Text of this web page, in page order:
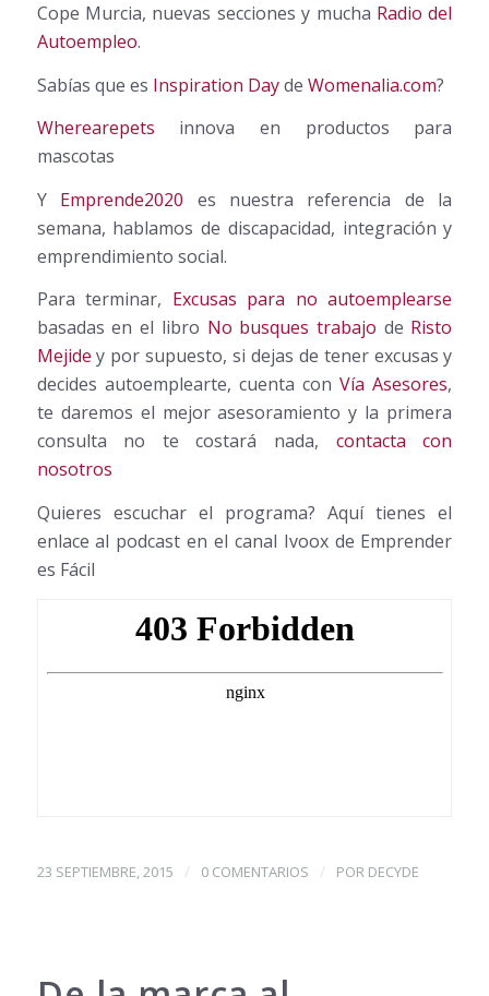
Cope Murcia, nuevas secciones y mucha Radio del
Autoempleo.
Sabías que es Inspiration Dayde Womenalia.com?
Wherearepets innova en productos para
mascotas
Y Emprende2020 es nuestra referencia de la
semana, hablamos de discapacidad, integración y
emprendimiento social.
Para terminar, Excusas para no autoemplearse
basadas en el libro No busques trabajo de Risto
Mejide y por supuesto, si dejas de tener excusas y
decides autoemplearte, cuenta conVía Asesores,
te daremos el mejor asesoramiento y la primera
consulta no te costará nada, contacta con
nosotros
Quieres escuchar el programa? Aquí tienes el
enlace al podcast en el canal Ivoox de Emprender
es Fácil
23 SEPTIEMBRE, 2015 / 0 COMENTARIOS / POR DECYDE